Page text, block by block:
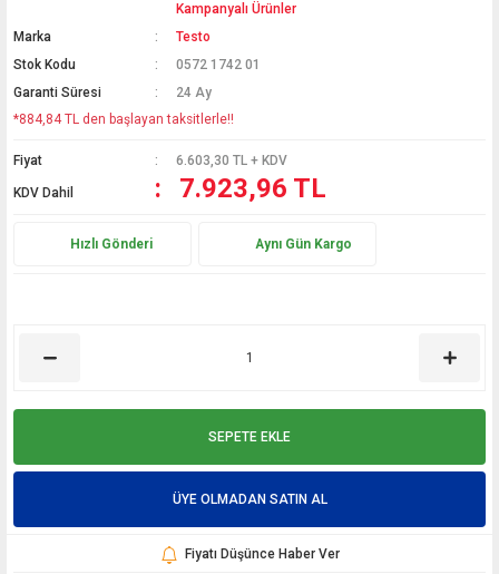
Kampanyalı Ürünler
Marka
Testo
Stok Kodu
0572 1742 01
Garanti Süresi
24 Ay
*884,84 TL den başlayan taksitlerle!!
Fiyat 6.603,30 TL + KDV
KDV Dahil 7.923,96 TL
Hızlı Gönderi Aynı Gün Kargo
SEPETE EKLE
ÜYE OLMADAN SATIN AL
Fiyatı Düşünce Haber Ver